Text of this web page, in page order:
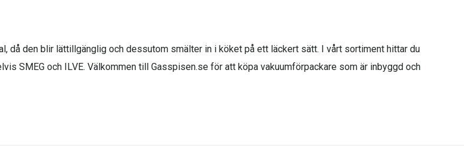
då den blir lättillgänglig och dessutom smälter in i köket på ett läckert sätt. I vårt sortiment hittar du
SMEG och ILVE. Välkommen till Gasspisen.se för att köpa vakuumförpackare som är inbyggd och